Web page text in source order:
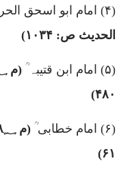
(۴) امام ابو اسحق
الحدیث ص: ۱۰۳۴)
(۵) امام ابن قتیبہ ؒ (م
۴۸۰)
(۶) امام خطابی ؒ (م
۶۱)